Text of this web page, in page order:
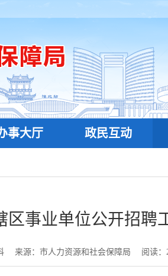
事大厅 政民互动
事业单位公开招聘
来源：市人力资源和社会保障局 阅读：